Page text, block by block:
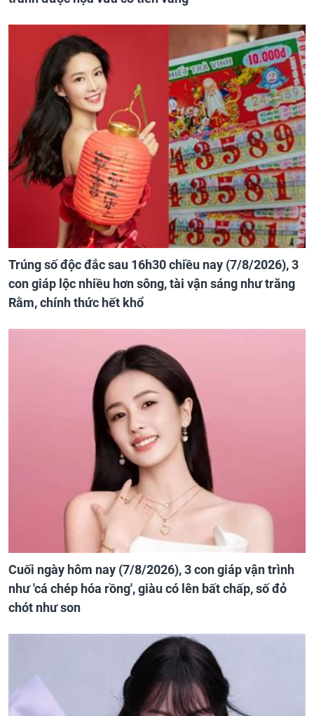
Trúng số độc đắc sau 16h30 chiều nay (7/8/2026), 3
con giáp lộc nhiều hơn sông, tài vận sáng như trăng
Rằm, chính thức hết khổ
Cuối ngày hôm nay (7/8/2026), 3 con giáp vận trình
như 'cá chép hóa rồng', giàu có lên bất chấp, số đỏ
chót như son